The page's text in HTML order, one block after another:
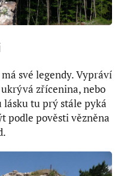
své legendy. Vypráví
zřícenina, nebo
lásku tu prý stále pyká
podle pověsti vězněna